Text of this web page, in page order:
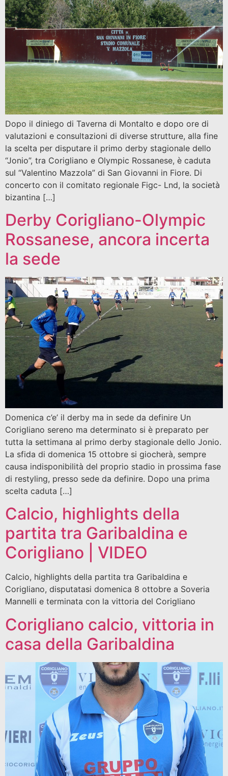
Dopo il diniego di Taverna di Montalto e dopo ore di
valutazioni e consultazioni di diverse strutture, alla fine
la scelta per disputare il primo derby stagionale dello
“Jonio”, tra Corigliano e Olympic Rossanese, è caduta
sul “Valentino Mazzola” di San Giovanni in Fiore. Di
concerto con il comitato regionale Figc- Lnd, la società
bizantina […]
Derby Corigliano-Olympic
Rossanese, ancora incerta
la sede
Domenica c’e’ il derby ma in sede da definire Un
Corigliano sereno ma determinato si è preparato per
tutta la settimana al primo derby stagionale dello Jonio.
La sfida di domenica 15 ottobre si giocherà, sempre
causa indisponibilità del proprio stadio in prossima fase
di restyling, presso sede da definire. Dopo una prima
scelta caduta […]
Calcio, highlights della
partita tra Garibaldina e
Corigliano | VIDEO
Calcio, highlights della partita tra Garibaldina e
Corigliano, disputatasi domenica 8 ottobre a Soveria
Mannelli e terminata con la vittoria del Corigliano
Corigliano calcio, vittoria in
casa della Garibaldina